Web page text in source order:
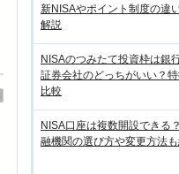
新NISAやポイント制度の違
解説
NISAのつみたて投資枠は銀
証券会社のどっちがいい？
比較
NISA口座は複数開設できる
融機関の選び方や変更方法